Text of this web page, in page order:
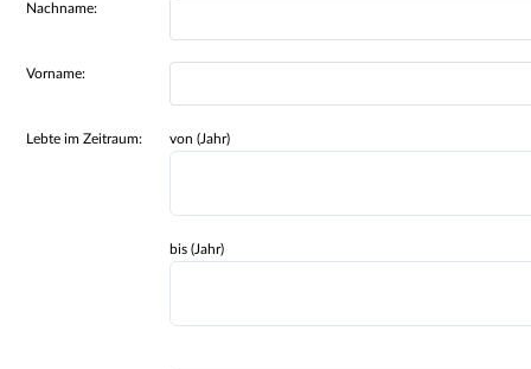
Nachname:
Vorname:
Lebte im Zeitraum: von (Jahr)
bis (Jahr)